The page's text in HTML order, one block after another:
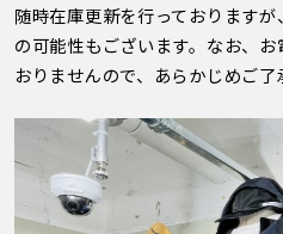
随時在庫更新を行っております
の可能性もございます。なお、
おりませんので、あらかじめご了